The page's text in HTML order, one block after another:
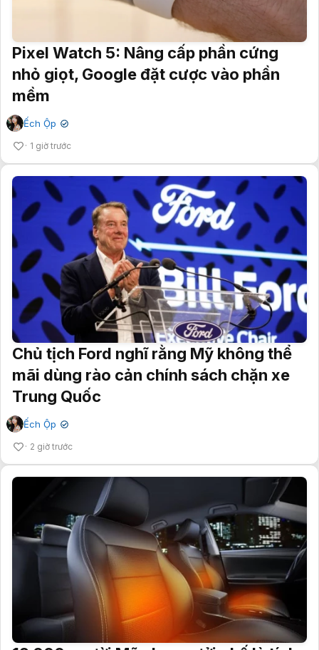
Pixel Watch 5: Nâng cấp phần cứng
nhỏ giọt, Google đặt cược vào phần
mềm
Ếch Ộp ✔
1 giờ trước
Chủ tịch Ford nghĩ rằng Mỹ không thể
mãi dùng rào cản chính sách chặn xe
Trung Quốc
Ếch Ộp ✔
2 giờ trước